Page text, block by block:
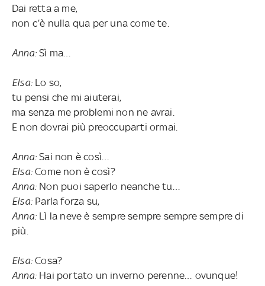
Dai retta a me,
non c’è nulla qua per una come te.
Anna:Sì ma…
Elsa:Lo so,
tu pensi che mi aiuterai,
ma senza me problemi non ne avrai.
E non dovrai più preoccuparti ormai.
Anna:Sai non è così…
Elsa:Come non è così?
Anna:Non puoi saperlo neanche tu…
Elsa:Parla forza su,
Anna: Lì la neve è sempre sempre sempre sempre di
più.
Elsa:Cosa?
Anna:Hai portato un inverno perenne… ovunque!